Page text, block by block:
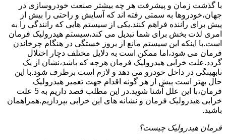
با گذشت زمان و پیشرفت هر چه بیشتر صنعت خودروسازی در
جهان،خودروها به سمتی رفته اند که آسایش و راحتی را بیش از
پیش برای راننده فراهم کنند.یکی از سیستم هایی که رانندگی را به
امری لذت بخش برای شما تبدیل می کند،سیستم هیدرولیک فرمان
است.با اینکه این سیستم مانع از بروز خستگی در هنگام چرخاندن
فرمان می شود،اما ممکن است به دلایل مختلف دچار اختلال
گردد.علت خرابی هیدرولیک فرمان هرچه که باشد،نشان از یک
نابهینگی در داخل خودرو می دهد و لازم است برطرف شود.با این
حال بهتر است پیش از هر گونه اقدام جهت تعمیر هیدرولیک
فرمان،با این علل آشنا شوید.در این مطلب قصد داریم به 5 علت
خرابی هیدرولیک فرمان و نشانه های این خرابی بپردازیم.همراهمان
باشید.
فرمان هیدرولیک چیست؟